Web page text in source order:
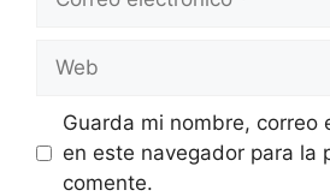
electrónico
Guarda mi nombre, correo
en este navegador para la
comente.